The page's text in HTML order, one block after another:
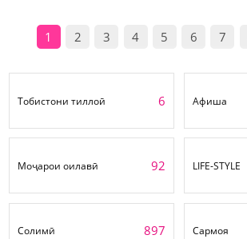
1 2 3 4 5 6 7
Тобистони тиллоӣ 6 Афиша
Моҷарои оилавӣ 92 LIFE-STYLE
Солимӣ 897 Сармоя